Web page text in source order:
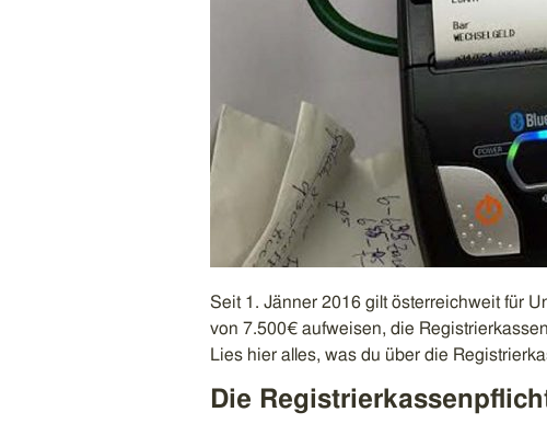
Seit 1. Jänner 2016 gilt österreichweit für
von 7.500€ aufweisen, die
Lies hier alles, was du über die
Die